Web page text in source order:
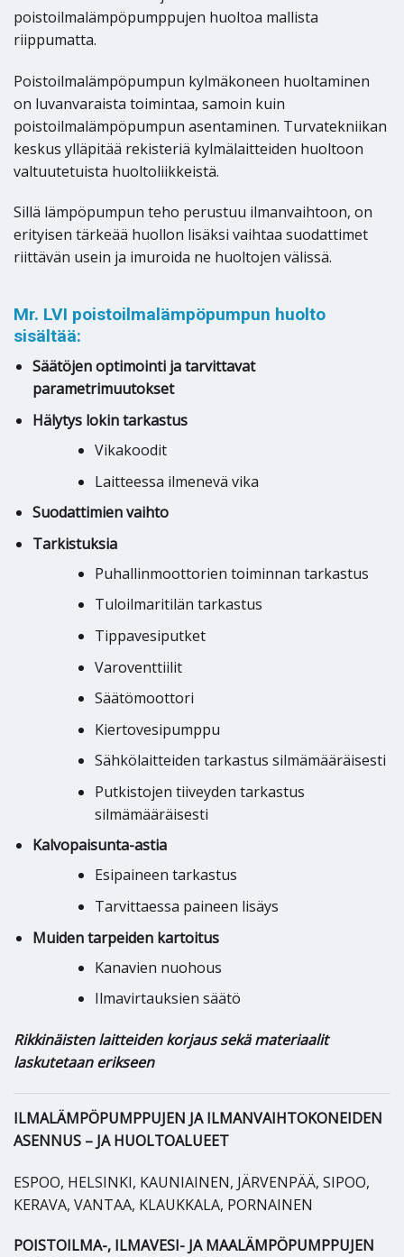
poistoilmalämpöpumppujen huoltoa mallista
riippumatta.
Poistoilmalämpöpumpun kylmäkoneen huoltaminen
on luvanvaraista toimintaa, samoin kuin
poistoilmalämpöpumpun asentaminen. Turvatekniikan
keskus ylläpitää rekisteriä kylmälaitteiden huoltoon
valtuutetuista huoltoliikkeistä.
Sillä lämpöpumpun teho perustuu ilmanvaihtoon, on
erityisen tärkeää huollon lisäksi vaihtaa suodattimet
riittävän usein ja imuroida ne huoltojen välissä.
Mr. LVI poistoilmalämpöpumpun huolto
sisältää:
Säätöjen optimointi ja tarvittavat
parametrimuutokset
Hälytys lokin tarkastus
Vikakoodit
Laitteessa ilmenevä vika
Suodattimien vaihto
Tarkistuksia
Puhallinmoottorien toiminnan tarkastus
Tuloilmaritilän tarkastus
Tippavesiputket
Varoventtiilit
Säätömoottori
Kiertovesipumppu
Sähkölaitteiden tarkastus silmämääräisesti
Putkistojen tiiveyden tarkastus
silmämääräisesti
Kalvopaisunta-astia
Esipaineen tarkastus
Tarvittaessa paineen lisäys
Muiden tarpeiden kartoitus
Kanavien nuohous
Ilmavirtauksien säätö
Rikkinäisten laitteiden korjaus sekä materiaalit
laskutetaan erikseen
ILMALÄMPÖPUMPPUJEN JA ILMANVAIHTOKONEIDEN
ASENNUS – JA HUOLTOALUEET
ESPOO, HELSINKI, KAUNIAINEN, JÄRVENPÄÄ, SIPOO,
KERAVA, VANTAA, KLAUKKALA, PORNAINEN
POISTOILMA-, ILMAVESI- JA MAALÄMPÖPUMPPUJEN